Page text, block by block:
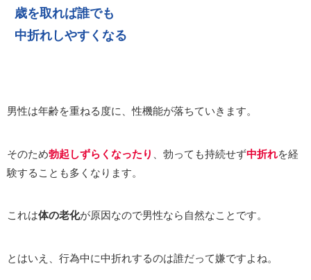
歳を取れば誰でも
中折れしやすくなる
男性は年齢を重ねる度に、性機能が落ちていきます。
そのため勃起しずらくなったり 、勃っても持続せず中折れを経
験することも多くなります。
これは体の老化が原因なので男性なら自然なことです。
とはいえ、行為中に中折れするのは誰だって嫌ですよね。